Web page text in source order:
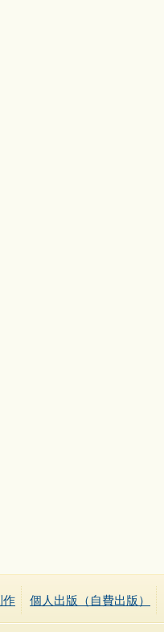
作 個人出版（自費出版）